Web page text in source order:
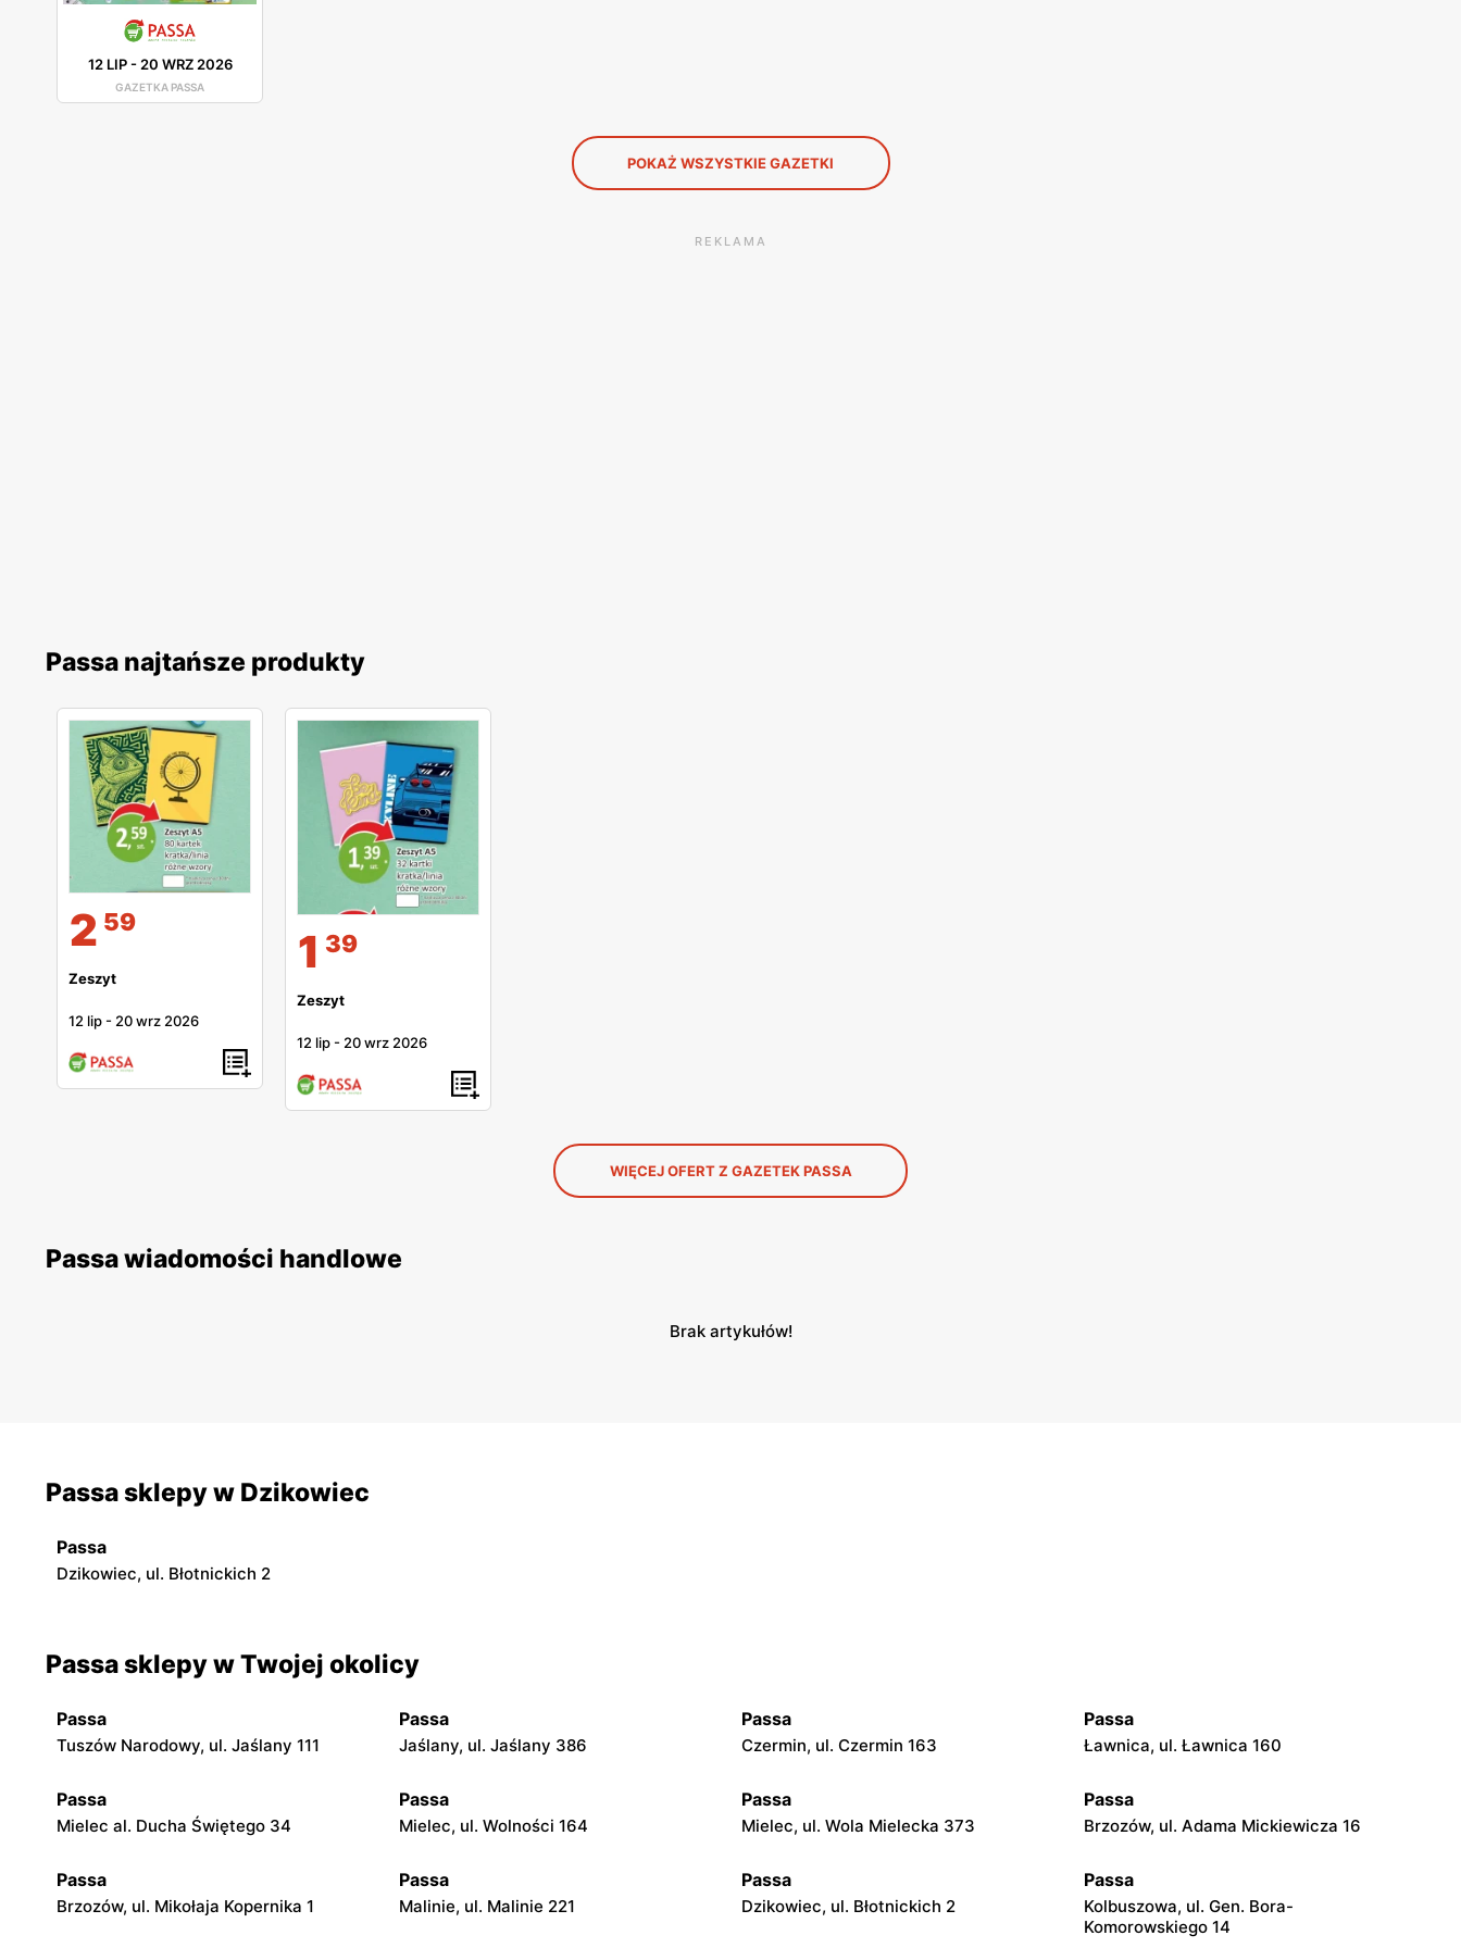
12 LIP- 20 WRZ 2026
GAZETKA PASSA
POKAŻ WSZYSTKIE GAZETKI
REKLAMA
Passa najtańsze produkty
2 59
Zeszyt
12 lip - 20 wrz 2026
1 39
Zeszyt
12 lip - 20 wrz 2026
WIĘCEJ OFERT Z GAZETEK PASSA
Passa wiadomości handlowe
Brak artykułów!
Passa sklepy w Dzikowiec
Passa
Dzikowiec, ul. Błotnickich 2
Passa sklepy w Twojej okolicy
Passa
Tuszów Narodowy, ul. Jaślany 111
Passa
Jaślany, ul. Jaślany 386
Passa
Czermin, ul. Czermin 163
Passa
Ławnica, ul. Ławnica 160
Passa
Mielec al. Ducha Świętego 34
Passa
Mielec, ul. Wolności 164
Passa
Mielec, ul. Wola Mielecka 373
Passa
Brzozów, ul. Adama Mickiewicza 16
Passa
Brzozów, ul. Mikołaja Kopernika 1
Passa
Malinie, ul. Malinie 221
Passa
Dzikowiec, ul. Błotnickich 2
Passa
Kolbuszowa, ul. Gen. Bora-
Komorowskiego 14